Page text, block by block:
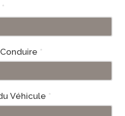
*
*
Véhicule *